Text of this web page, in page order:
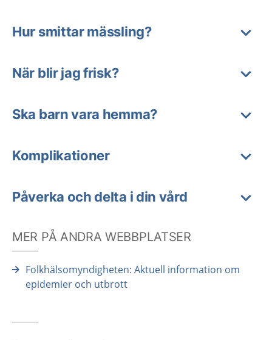
Hur smittar mässling?
När blir jag frisk?
Ska barn vara hemma?
Komplikationer
Påverka och delta i din vård
MER PÅ ANDRA WEBBPLATSER
Folkhälsomyndigheten: Aktuell information om
epidemier och utbrott